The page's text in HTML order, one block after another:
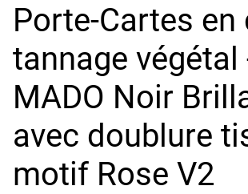
Porte-Cartes en
tannage végétal
MADO Noir
avec doublure
motif Rose V2